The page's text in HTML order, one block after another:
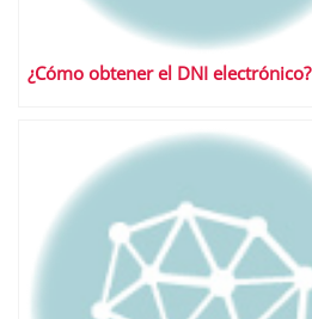
¿Cómo obtener el DNI electrónico?